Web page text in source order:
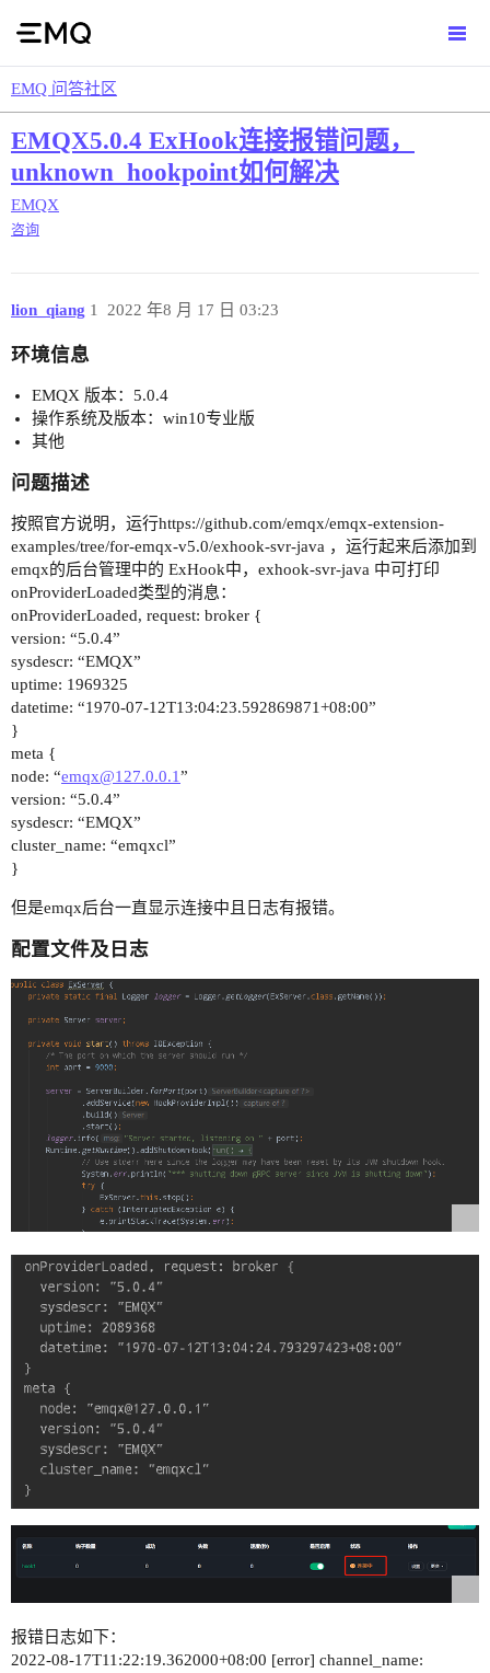
EMQ 问答社区
EMQX5.0.4 ExHook连接报错问题，
unknown_hookpoint如何解决
EMQX
咨询
lion_qiang 2022 年8 月 17 日 03:23
1
环境信息
EMQX 版本：5.0.4
操作系统及版本：win10专业版
其他
问题描述
按照官方说明，运行https://github.com/emqx/emqx-extension-
examples/tree/for-emqx-v5.0/exhook-svr-java ，运行起来后添加到
emqx的后台管理中的 ExHook中，exhook-svr-java 中可打印
onProviderLoaded类型的消息：
onProviderLoaded, request: broker {
version: “5.0.4”
sysdescr: “EMQX”
uptime: 1969325
datetime: “1970-07-12T13:04:23.592869871+08:00”
}
meta {
node: “emqx@127.0.0.1”
version: “5.0.4”
sysdescr: “EMQX”
cluster_name: “emqxcl”
}
但是emqx后台一直显示连接中且日志有报错。
配置文件及日志
报错日志如下：
2022-08-17T11:22:19.362000+08:00 [error] channel_name: